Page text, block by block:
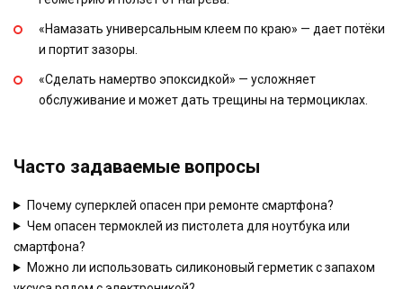
«Намазать универсальным клеем по краю» — дает потёки
и портит зазоры.
«Сделать намертво эпоксидкой» — усложняет
обслуживание и может дать трещины на термоциклах.
Часто задаваемые вопросы
Почему суперклей опасен при ремонте смартфона?
Чем опасен термоклей из пистолета для ноутбука или
смартфона?
Можно ли использовать силиконовый герметик с запахом